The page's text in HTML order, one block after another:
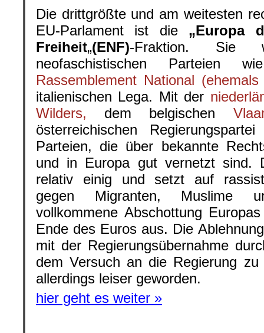
Die drittgrößte und am weitesten
EU-Parlament ist die „Europa
Freiheit„(ENF)-Fraktion. Sie
neofaschistischen Parteien
Rassemblement National
italienischen Lega. Mit der
Wilders, dem belgischen
österreichischen
Parteien, die über bekannte
und in Europa gut vernetzt sind.
relativ einig und setzt auf
gegen Migranten, Muslime
vollkommene Abschottung
Ende des Euros aus. Die
mit der Regierungsübernahme
dem Versuch an die Regierung
allerdings leiser geworden.
hier geht es weiter »